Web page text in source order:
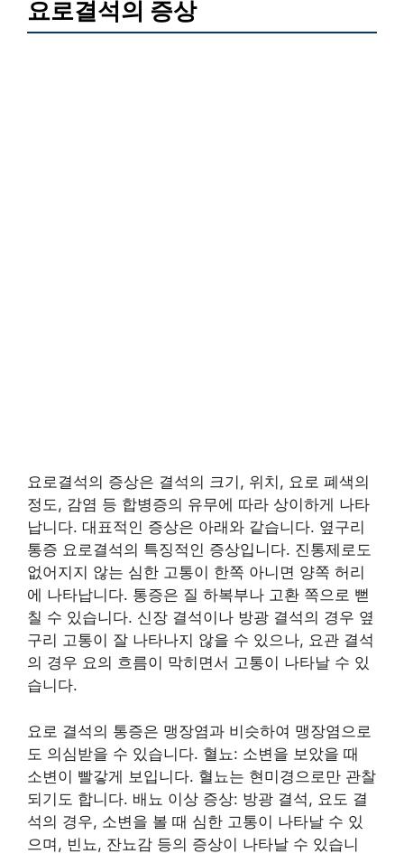
요로결석의 증상
요로결석의 증상은 결석의 크기, 위치, 요로 폐색의
정도, 감염 등 합병증의 유무에 따라 상이하게 나타
납니다. 대표적인 증상은 아래와 같습니다. 옆구리
통증 요로결석의 특징적인 증상입니다. 진통제로도
없어지지 않는 심한 고통이 한쪽 아니면 양쪽 허리
에 나타납니다. 통증은 질 하복부나 고환 쪽으로 뻗
칠 수 있습니다. 신장 결석이나 방광 결석의 경우 옆
구리 고통이 잘 나타나지 않을 수 있으나, 요관 결석
의 경우 요의 흐름이 막히면서 고통이 나타날 수 있
습니다.
요로 결석의 통증은 맹장염과 비슷하여 맹장염으로
도 의심받을 수 있습니다. 혈뇨: 소변을 보았을 때
소변이 빨갛게 보입니다. 혈뇨는 현미경으로만 관찰
되기도 합니다. 배뇨 이상 증상: 방광 결석, 요도 결
석의 경우, 소변을 볼 때 심한 고통이 나타날 수 있
으며, 빈뇨, 잔뇨감 등의 증상이 나타날 수 있습니